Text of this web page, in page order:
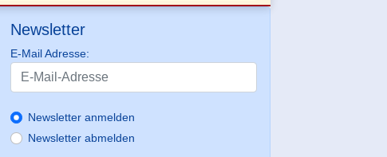
Newsletter
E-Mail Adresse:
Newsletter anmelden
Newsletter abmelden